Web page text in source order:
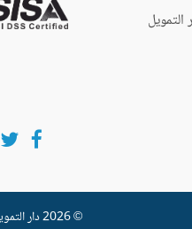
© 2026 دار